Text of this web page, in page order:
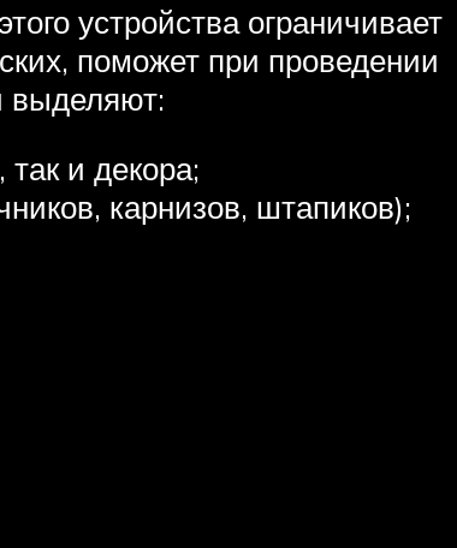
устройства ограничивает
поможет при проведении
выделяют:
так и декора;
карнизов, штапиков);